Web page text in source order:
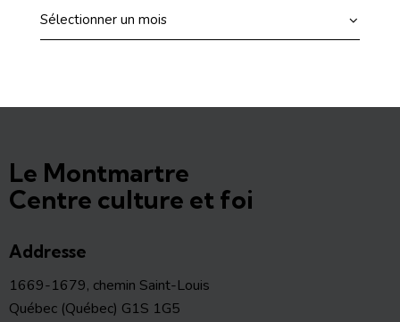
Le Montmartre
Centre culture et foi
Addresse
1669-1679, chemin Saint-Louis
Québec (Québec) G1S 1G5